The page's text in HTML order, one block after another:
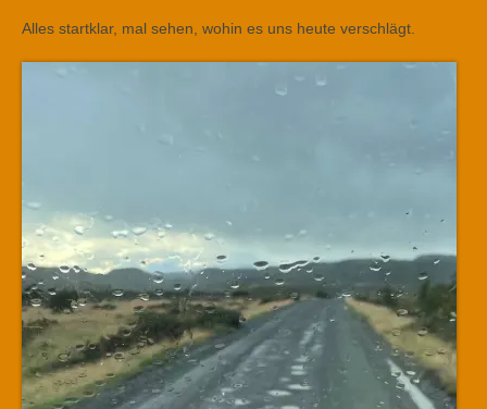
Alles startklar, mal sehen, wohin es uns heute verschlägt.